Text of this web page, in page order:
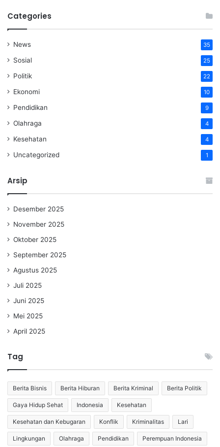
Categories
News 35
Sosial 25
Politik 22
Ekonomi 10
Pendidikan 9
Olahraga 4
Kesehatan 4
Uncategorized 1
Arsip
Desember 2025
November 2025
Oktober 2025
September 2025
Agustus 2025
Juli 2025
Juni 2025
Mei 2025
April 2025
Tag
Berita Bisnis Berita Hiburan Berita Kriminal Berita Politik
Gaya Hidup Sehat Indonesia Kesehatan
Kesehatan dan Kebugaran Konflik Kriminalitas Lari
Lingkungan Olahraga Pendidikan Perempuan Indonesia